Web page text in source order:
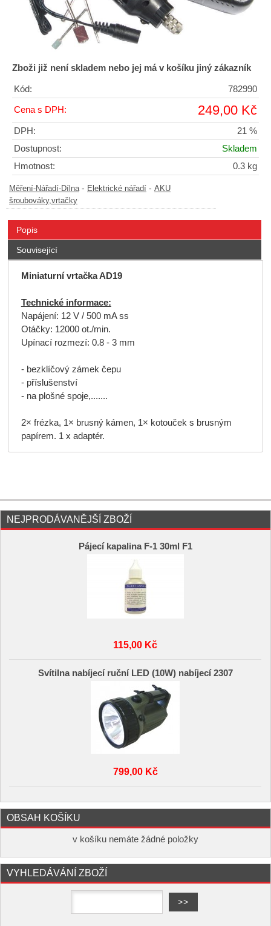
Zboži již není skladem nebo jej má v košíku jiný zákazník
Kód: 782990
Cena s DPH: 249,00 Kč
DPH:
21 %
Dostupnost:
Skladem
Hmotnost:
0.3 kg
Měření-Nářadí-Dílna - Elektrické nářadí - AKU
šroubováky,vrtačky
Popis
Související
Miniaturní vrtačka AD19
Technické informace:
Napájení: 12 V / 500 mA ss
Otáčky: 12000 ot./min.
Upínací rozmezí: 0.8 - 3 mm
- bezklíčový zámek čepu
- příslušenství
- na plošné spoje,.......
2× frézka, 1× brusný kámen, 1× kotouček s brusným
papírem. 1 x adaptér.
NEJPRODÁVANĚJŠÍ ZBOŽÍ
Pájecí kapalina F-1 30ml F1
115,00 Kč
Svítilna nabíjecí ruční LED (10W) nabíjecí 2307
799,00 Kč
OBSAH KOŠÍKU
v košíku nemáte žádné položky
VYHLEDÁVÁNÍ ZBOŽÍ